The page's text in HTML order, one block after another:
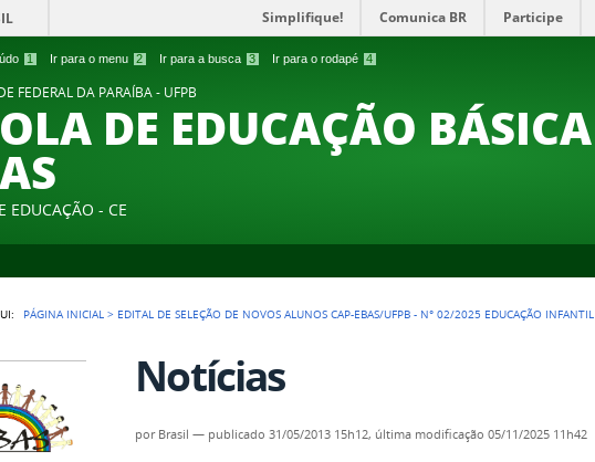
1 Ir para o menu 2 Ir para a busca 3 Ir para o rodapé 4
Simplifique! Comunica BR Participe
FEDERAL DA PARAÍBA - UFPB
DE EDUCAÇÃO BÁSICA
EDUCAÇÃO - CE
PÁGINA INICIAL > EDITAL DE SELEÇÃO DE NOVOS ALUNOS CAP-EBAS/UFPB - N° 02/2025 EDUCAÇÃO INFANTIL
Notícias
por Brasil — publicado 31/05/2013 15h12, última modificação 05/11/2025 11h42